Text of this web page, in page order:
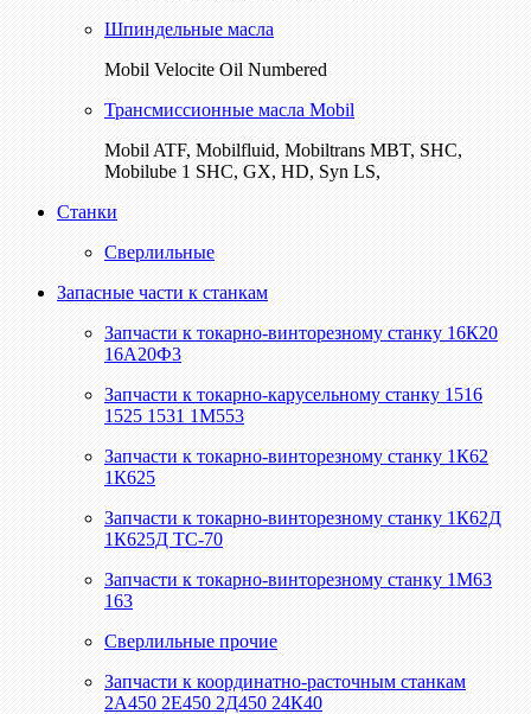
Шпиндельные масла
Mobil Velocite Oil Numbered
Трансмиссионные масла Mobil
Mobil ATF, Mobilfluid, Mobiltrans MBT, SHC,
Mobilube 1 SHC, GX, HD, Syn LS,
Станки
Сверлильные
Запасные части к станкам
Запчасти к токарно-винторезному станку 16К20
16А20Ф3
Запчасти к токарно-карусельному станку 1516
1525 1531 1М553
Запчасти к токарно-винторезному станку 1К62
1К625
Запчасти к токарно-винторезному станку 1К62Д
1К625Д ТС-70
Запчасти к токарно-винторезному станку 1М63
163
Сверлильные прочие
Запчасти к координатно-расточным станкам
2А450 2Е450 2Д450 24К40